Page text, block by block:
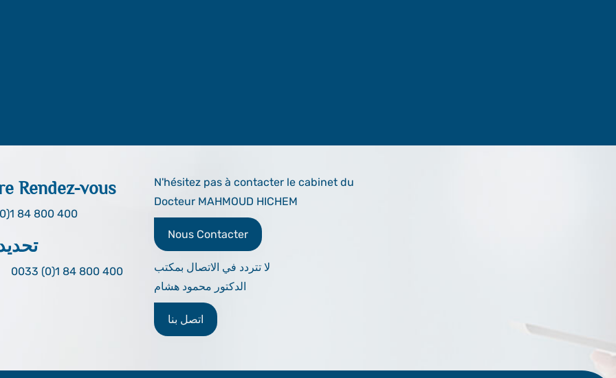
Rendez-vous
84 800 400
0033 (0)1 84 800 400
N'hésitez pas à contacter le cabinet du
Docteur MAHMOUD HICHEM
Nous Contacter
لا تتردد في الاتصال بمكتب
الدكتور محمود هشام
اتصل بنا